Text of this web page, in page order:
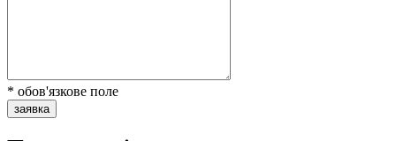
* обов'язкове поле
заявка